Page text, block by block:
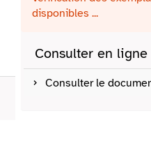
disponibles ...
Consulter en ligne
Consulter le